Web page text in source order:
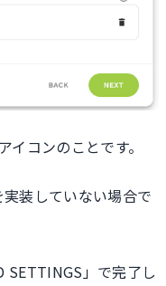
コンのことです。
装していない場合で
SETTINGS」で完了し